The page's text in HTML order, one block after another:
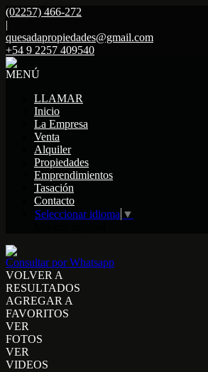
(02257) 466-272
|
quesadapropiedades@gmail.com
+54 9 2257 409540
MENÚ
LLAMAR
Inicio
La Empresa
Venta
Alquiler
Propiedades
Emprendimientos
Tasación
Contacto
Seleccionar idioma ▼
Consultar por Whatsapp
VOLVER A
RESULTADOS
AGREGAR A
FAVORITOS
VER
FOTOS
VER
VIDEOS